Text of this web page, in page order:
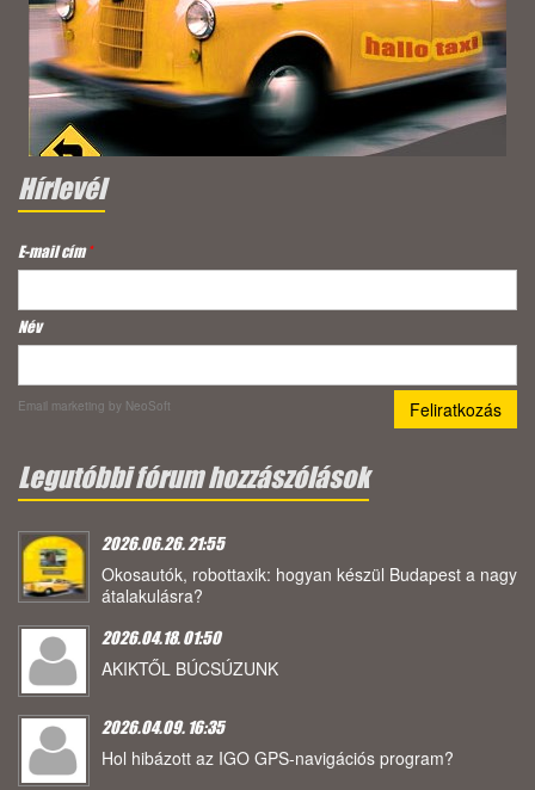
Hírlevél
E-mail cím*
Név
Email marketing by NeoSoft
Legutóbbi fórum hozzászólások
2026.06.26. 21:55
Okosautók, robottaxik: hogyan készül Budapest a nagy
átalakulásra?
2026.04.18. 01:50
AKIKTŐL BÚCSÚZUNK
2026.04.09. 16:35
Hol hibázott az IGO GPS-navigációs program?